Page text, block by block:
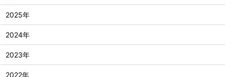
2025年
2024年
2023年
2022年